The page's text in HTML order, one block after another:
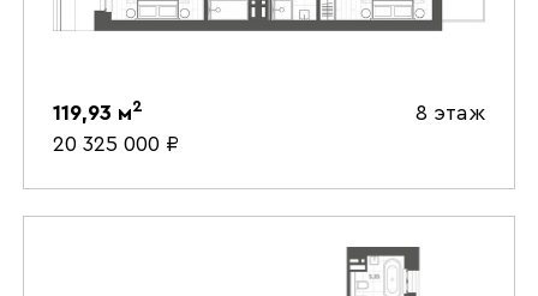
119,93 м2
8 этаж
20 325 000 ₽